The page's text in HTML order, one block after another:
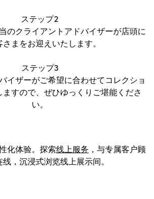
ステップ2
のクライアントアドバイザーが店頭に
さまをお迎えいたします。
ステップ3
イザーがご希望に合わせてコレクショ
ますので、ぜひゆっくりご堪能くださ
い。
化体验。探索线上服务 ，与专属客户顾
线，沉浸式浏览线上展示间。